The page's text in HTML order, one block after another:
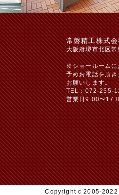
常磐精工株式
大阪府堺市北区
※ショールームに
予めお電話を頂
お願いします。
TEL：072-255-
営業日9:00〜
Copyright c 2005-2022